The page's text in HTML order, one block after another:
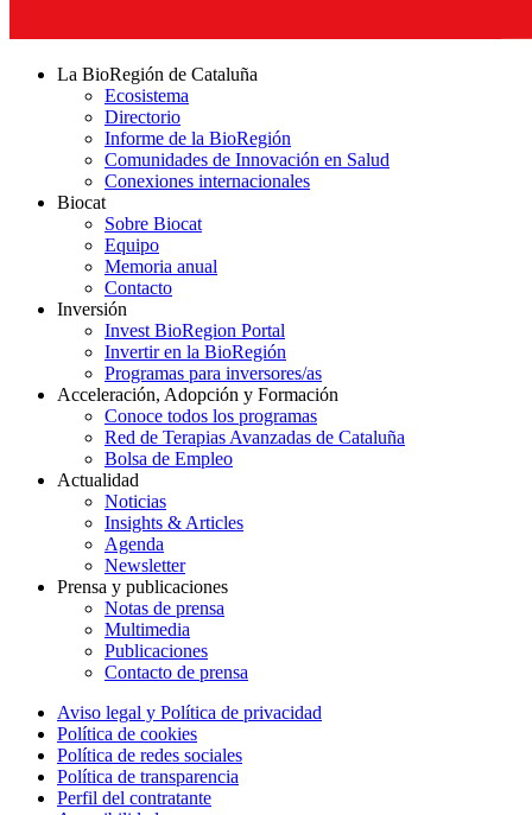
La BioRegión de Cataluña
Ecosistema
Directorio
Informe de la BioRegión
Comunidades de Innovación en Salud
Conexiones internacionales
Biocat
Sobre Biocat
Equipo
Memoria anual
Contacto
Inversión
Invest BioRegion Portal
Invertir en la BioRegión
Programas para inversores/as
Acceleración, Adopción y Formación
Conoce todos los programas
Red de Terapias Avanzadas de Cataluña
Bolsa de Empleo
Actualidad
Noticias
Insights & Articles
Agenda
Newsletter
Prensa y publicaciones
Notas de prensa
Multimedia
Publicaciones
Contacto de prensa
Aviso legal y Política de privacidad
Política de cookies
Política de redes sociales
Política de transparencia
Perfil del contratante